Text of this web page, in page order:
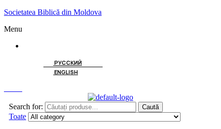
Societatea Biblică din Moldova
Menu
РУССКИЙ
ENGLISH
Search for: Caută
Toate